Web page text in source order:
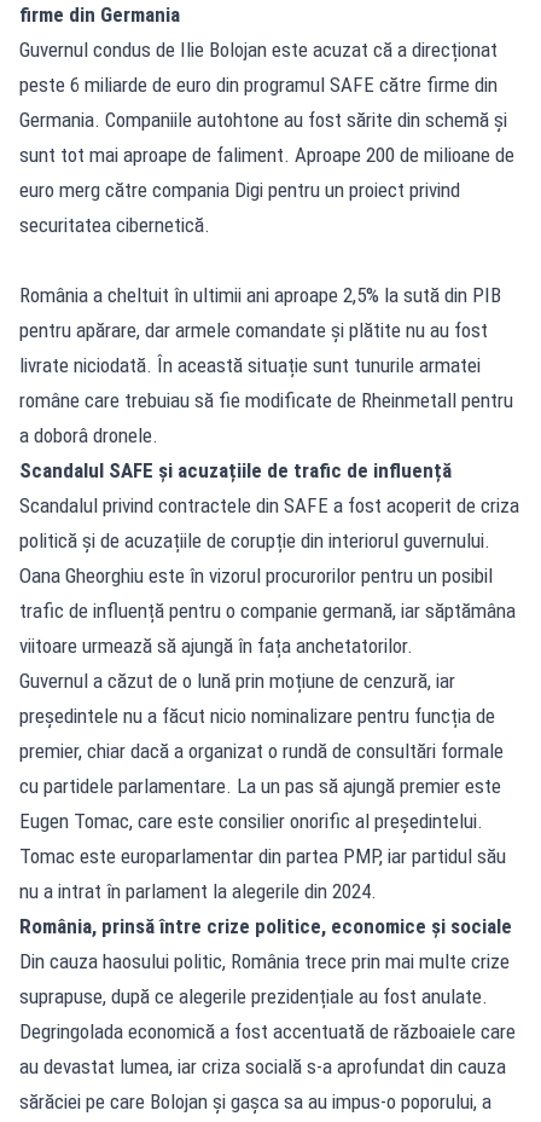
firme din Germania
Guvernul condus de Ilie Bolojan este acuzat că a direcționat
peste 6 miliarde de euro din programul SAFE către firme din
Germania. Companiile autohtone au fost sărite din schemă și
sunt tot mai aproape de faliment. Aproape 200 de milioane de
euro merg către compania Digi pentru un proiect privind
securitatea cibernetică.
România a cheltuit în ultimii ani aproape 2,5% la sută din PIB
pentru apărare, dar armele comandate și plătite nu au fost
livrate niciodată. În această situație sunt tunurile armatei
române care trebuiau să fie modificate de Rheinmetall pentru
a doborâ dronele.
Scandalul SAFE și acuzațiile de trafic de influență
Scandalul privind contractele din SAFE a fost acoperit de criza
politică și de acuzațiile de corupție din interiorul guvernului.
Oana Gheorghiu este în vizorul procurorilor pentru un posibil
trafic de influență pentru o companie germană, iar săptămâna
viitoare urmează să ajungă în fața anchetatorilor.
Guvernul a căzut de o lună prin moțiune de cenzură, iar
președintele nu a făcut nicio nominalizare pentru funcția de
premier, chiar dacă a organizat o rundă de consultări formale
cu partidele parlamentare. La un pas să ajungă premier este
Eugen Tomac, care este consilier onorific al președintelui.
Tomac este europarlamentar din partea PMP, iar partidul său
nu a intrat în parlament la alegerile din 2024.
România, prinsă între crize politice, economice și sociale
Din cauza haosului politic, România trece prin mai multe crize
suprapuse, după ce alegerile prezidențiale au fost anulate.
Degringolada economică a fost accentuată de războaiele care
au devastat lumea, iar criza socială s-a aprofundat din cauza
sărăciei pe care Bolojan și gașca sa au impus-o poporului, a